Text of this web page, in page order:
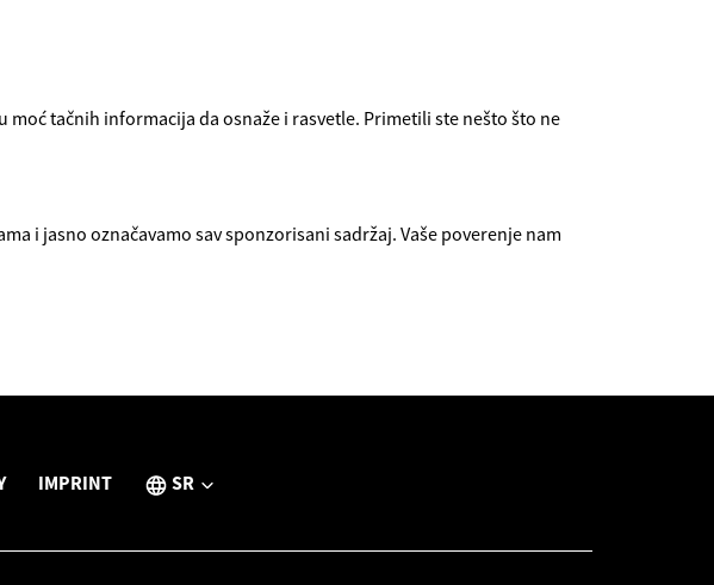
tačnih informacija da osnaže i rasvetle. Primetili ste nešto što ne
i jasno označavamo sav sponzorisani sadržaj. Vaše poverenje nam
IMPRINT SR